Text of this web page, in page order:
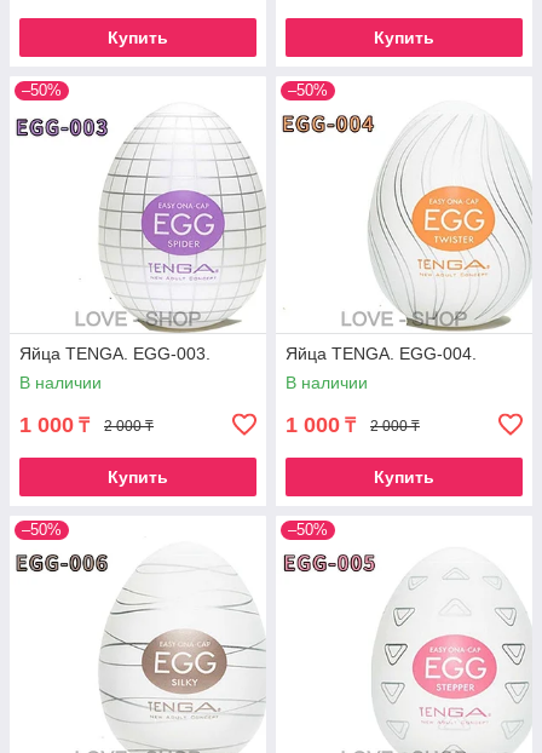
Купить Купить
–50%
Яйца TENGA. EGG-003.
В наличии
1 000 ₸ 2 000 ₸
Купить
–50%
Яйца TENGA. EGG-004.
В наличии
1 000 ₸ 2 000 ₸
Купить
–50% –50%